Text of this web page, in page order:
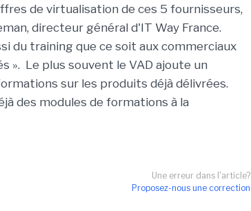
de virtualisation de ces 5 fournisseurs,
directeur général d'IT Way France.
du training que ce soit aux commerciaux
». Le plus souvent le VAD ajoute un
sur les produits déjà délivrées.
des modules de formations à la
Une erreur dans l'article?
Proposez-nous une correction